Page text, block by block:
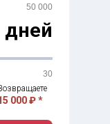
50 000
дней
30
000 ₽ *